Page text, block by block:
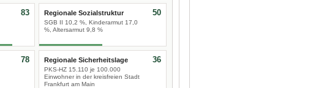
83 Regionale Sozialstruktur
SGB II 10,2 %, Kinderarmut 17,0
%, Altersarmut 9,8 %
50
78 Regionale Sicherheitslage
PKS-HZ 15.110 je 100.000
Einwohner in der kreisfreien Stadt
Frankfurt am Main
36